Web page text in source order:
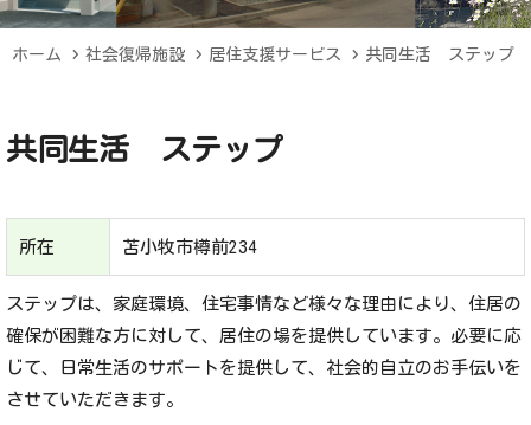
ホーム 社会復帰施設 居住支援サービス 共同生活 ステップ
共同生活 ステップ
所在 苫小牧市樽前234
ステップは、家庭環境、住宅事情など様々な理由により、住居の
確保が困難な方に対して、居住の場を提供しています。必要に応
じて、日常生活のサポートを提供して、社会的自立のお手伝いを
させていただきます。